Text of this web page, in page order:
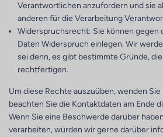
Verantwortlichen anzufordern und sie
anderen für die Verarbeitung
Widerspruchsrecht: Sie können gegen
Daten Widerspruch einlegen. Wir
sei denn, es gibt bestimmte Gründe,
rechtfertigen.
Um diese Rechte auszuüben, wenden
beachten Sie die Kontaktdaten am Ende
Wenn Sie eine Beschwerde darüber
verarbeiten, würden wir gerne darüber